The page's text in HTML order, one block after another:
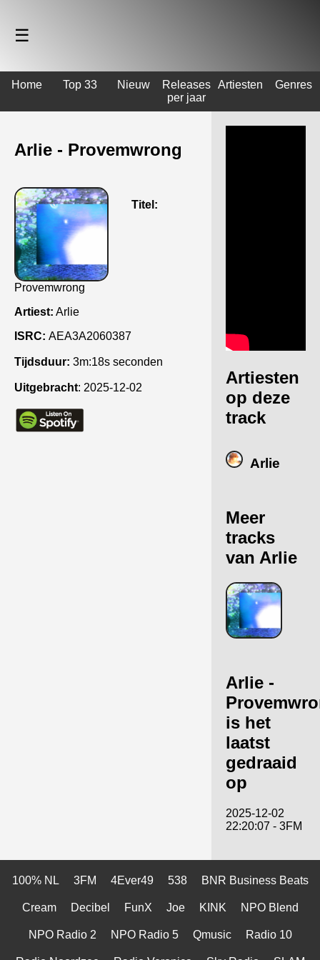
☰
Home Top 33 Nieuw
Releases
per jaar
Artiesten Genres
Arlie - Provemwrong
Titel:
Provemwrong
Artiest: Arlie
ISRC: AEA3A2060387
Tijdsduur: 3m:18s seconden
Uitgebracht: 2025-12-02
Artiesten
op deze
track
Arlie
Meer
tracks
van Arlie
Arlie -
is het
laatst
gedraaid
op
2025-12-02
22:20:07 - 3FM
100% NL 3FM 4Ever49 538 BNR Business Beats
Cream Decibel FunX Joe KINK NPO Blend
NPO Radio 2 NPO Radio 5 Qmusic Radio 10